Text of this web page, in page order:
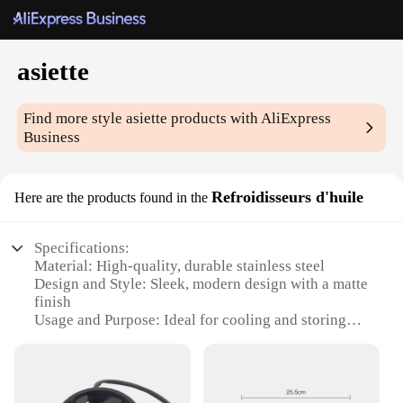
asiette
Find more styleasiette products with AliExpress
Business
Here are the products found in the Refroidisseurs d'huile
Specifications:
Material: High-quality, durable stainless steel
Design and Style: Sleek, modern design with a matte
finish
Usage and Purpose: Ideal for cooling and storing
Shape or Size or Weight or Quantity: Available in a